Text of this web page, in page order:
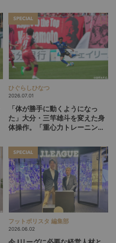
SPECIAL
ひぐらしひなつ
2026.07.01
「体が勝手に動くようになっ
た」大分・三竿雄斗を変えた身
体操作。「重心力トレーニン
SPECIAL
フットボリスタ 編集部
2026.06.02